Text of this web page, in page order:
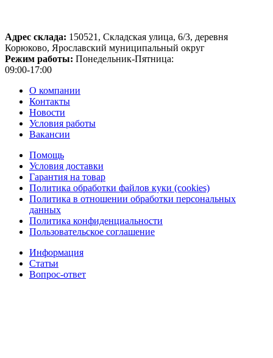
Адрес склада: 150521, Складская улица, 6/3, деревня
Корюково, Ярославский муниципальный округ
Режим работы: Понедельник-Пятница:
09:00-17:00
О компании
Контакты
Новости
Условия работы
Вакансии
Помощь
Условия доставки
Гарантия на товар
Политика обработки файлов куки (cookies)
Политика в отношении обработки персональных
данных
Политика конфиденциальности
Пользовательское соглашение
Информация
Статьи
Вопрос-ответ